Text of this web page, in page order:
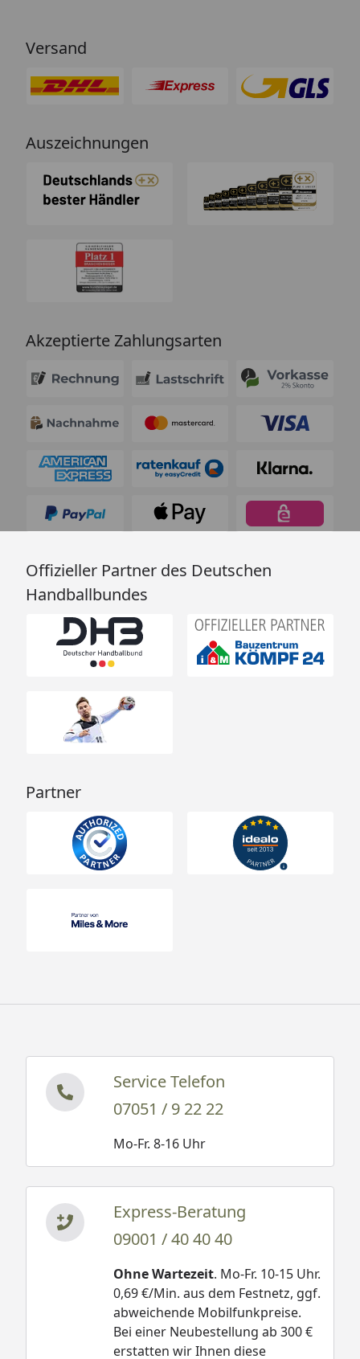
Versand
Auszeichnungen
Akzeptierte Zahlungsarten
Offizieller Partner des Deutschen
Handballbundes
Partner
Service Telefon
07051 / 9 22 22
Mo-Fr. 8-16 Uhr
Express-Beratung
09001 / 40 40 40
Ohne Wartezeit. Mo-Fr. 10-15 Uhr.
0,69 €/Min. aus dem Festnetz, ggf.
abweichende Mobilfunkpreise.
Bei einer Neubestellung ab 300 €
erstatten wir Ihnen diese